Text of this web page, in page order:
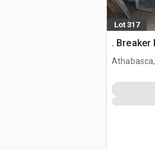
Lot 317
. Breaker